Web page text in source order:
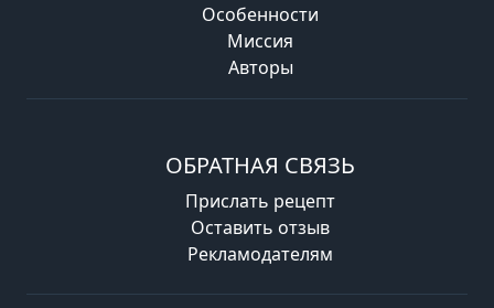
Особенности
Миссия
Авторы
ОБРАТНАЯ СВЯЗЬ
Прислать рецепт
Оставить отзыв
Рекламодателям